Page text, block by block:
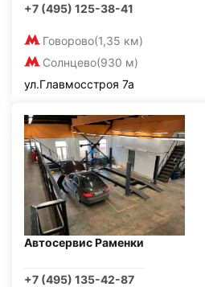
+7 (495) 125-38-41
Говорово(1,35 км)
Солнцево(930 м)
ул.Главмосстроя 7а
Автосервис Раменки
+7 (495) 135-42-87